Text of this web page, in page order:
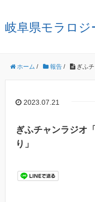
岐阜県モラロジ
ホーム / 報告 / ぎふ
2023.07.21
ぎふチャンラジオ
り」